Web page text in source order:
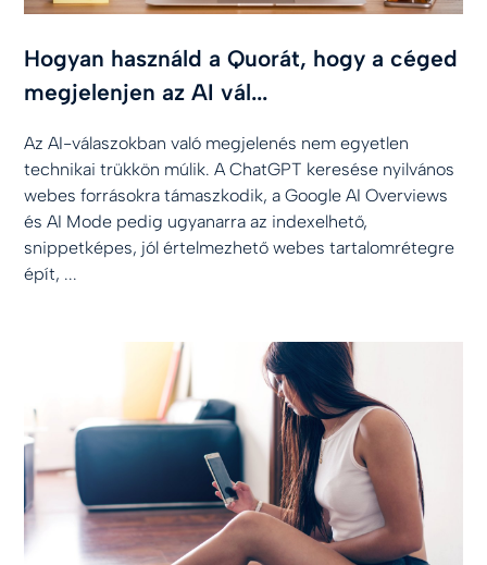
Hogyan használd a Quorát, hogy a céged
megjelenjen az AI vál...
Az AI-válaszokban való megjelenés nem egyetlen
technikai trükkön múlik. A ChatGPT keresése nyilvános
webes forrásokra támaszkodik, a Google AI Overviews
és AI Mode pedig ugyanarra az indexelhető,
snippetképes, jól értelmezhető webes tartalomrétegre
épít, ...